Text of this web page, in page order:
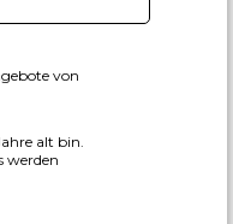
von
alt bin.
werden